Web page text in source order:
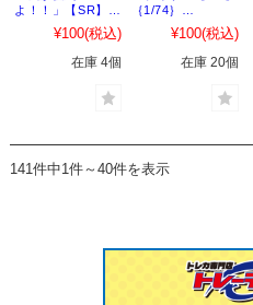
よ！！」【SR】
｛S10/S10｝
［23EX3］
¥100(税込)
在庫 4個
｛1/74｝
［23EX3］
¥100(税込)
在庫 20個
141件中1件～40件を表示